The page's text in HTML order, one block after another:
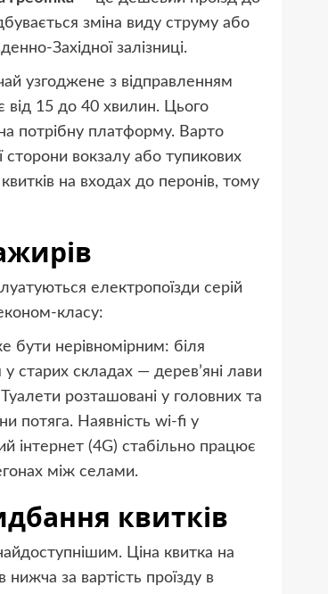
зміна виду струму або
Західної залізниці.
узгоджене з відправленням
від 15 до 40 хвилин. Цього
потрібну платформу. Варто
сторони вокзалу або тупикових
на входах до перонів, тому
електропоїзди серій
класу:
нерівномірним: біля
старих складах — дерев’яні лави
розташовані у головних та
потяга. Наявність wi-fi у
інтернет (4G) стабільно працює
між селами.
квитків
Ціна квитка на
нижча за вартість проїзду в